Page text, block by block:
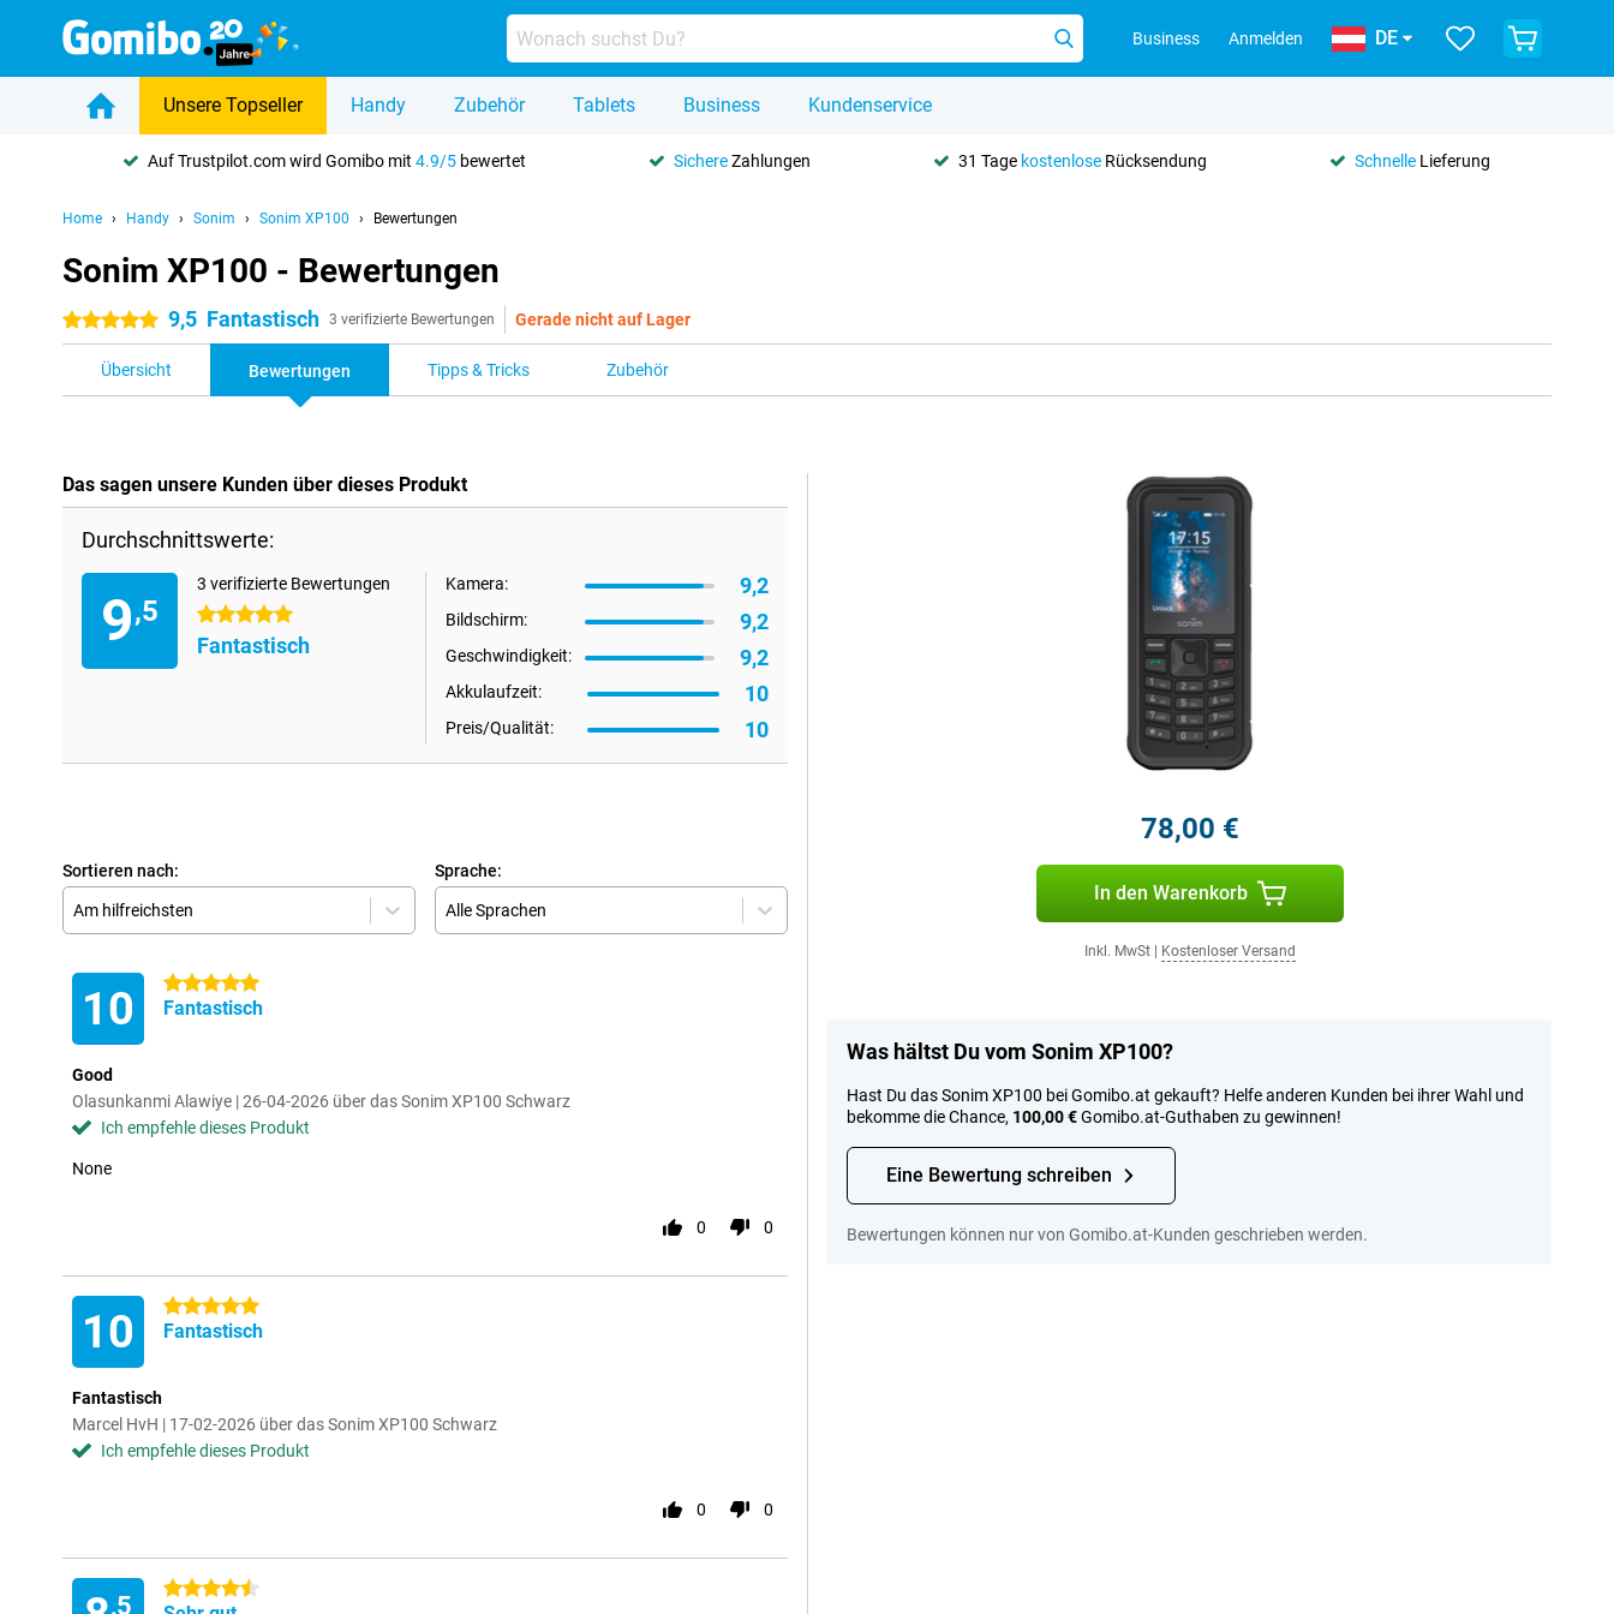
Business Anmelden DE
Unsere Topseller Handy Zubehör Tablets Business Kundenservice
Auf Trustpilot.com wird Gomibo mit4.9/5 bewertet SichereZahlungen 31 Tage kostenloseRücksendung SchnelleLieferung
Home Handy Sonim Sonim XP100 Bewertungen
Sonim XP100 - Bewertungen
5 Sterne 9,5 Fantastisch 3 verifizierte Bewertungen Gerade nicht auf Lager
Übersicht Bewertungen Tipps & Tricks Zubehör
Das sagen unsere Kunden über dieses Produkt
Durchschnittswerte:
9,5
3 verifizierte Bewertungen
5 Sterne
Fantastisch
Kamera: 9,2
Bildschirm: 9,2
Geschwindigkeit: 9,2
Akkulaufzeit: 10
Preis/Qualität: 10
Sortieren nach:
Am hilfreichsten
Sprache:
Alle Sprachen
10 5 Sterne
Fantastisch
Good
Olasunkanmi Alawiye | 26-04-2026 über das Sonim XP100 Schwarz
Ich empfehle dieses Produkt
None
0 0
10 5 Sterne
Fantastisch
Fantastisch
Marcel HvH | 17-02-2026 über das Sonim XP100 Schwarz
Ich empfehle dieses Produkt
0 0
,5
4.5 Sterne
78,00 €
In den Warenkorb
Inkl. MwSt| Kostenloser Versand
Was hältst Du vom Sonim XP100?
Hast Du das Sonim XP100 bei Gomibo.at gekauft? Helfe anderen Kunden bei ihrer Wahl und
bekomme die Chance, 100,00 €Gomibo.at-Guthaben zu gewinnen!
Eine Bewertung schreiben
Bewertungen können nur von Gomibo.at-Kunden geschrieben werden.